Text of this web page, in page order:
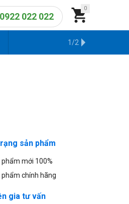
0

0922 022 022
KHO HÀNG CŨ
1/2
sản phẩm
phẩm mới 100%
phẩm chính hãng
gia tư vấn